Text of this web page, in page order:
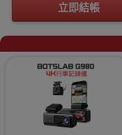
立即結帳